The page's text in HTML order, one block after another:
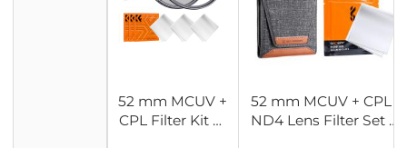
52 mm MCUV +
CPL Filter Kit Ci
52 mm MCUV + CPL +
ND4 Lens Filter Set m